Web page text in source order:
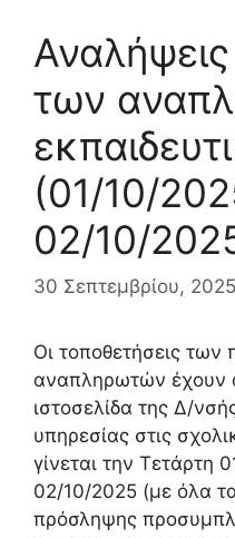
των
(01/10/
02/10/
30 Σεπτεμβρίου, 2025
Οι τοποθετήσεις
αναπληρωτών έχουν
ιστοσελίδα της Δ/
υπηρεσίας στις
γίνεται την Τετάρτη
02/10/2025 (με όλα
πρόσληψης